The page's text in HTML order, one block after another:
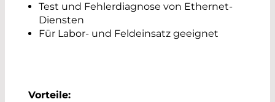
Test und Fehlerdiagnose von Ethernet-
Diensten
Für Labor- und Feldeinsatz geeignet
Vorteile: